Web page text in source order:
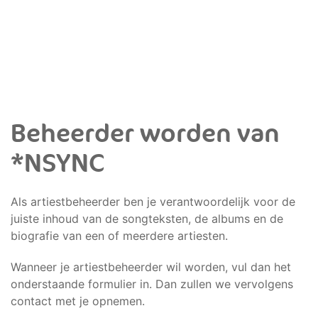
Beheerder worden van
*NSYNC
Als artiestbeheerder ben je verantwoordelijk voor de
juiste inhoud van de songteksten, de albums en de
biografie van een of meerdere artiesten.
Wanneer je artiestbeheerder wil worden, vul dan het
onderstaande formulier in. Dan zullen we vervolgens
contact met je opnemen.